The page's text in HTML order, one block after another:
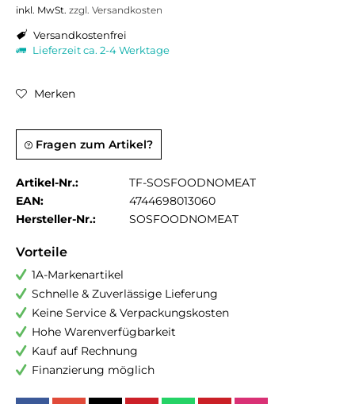
inkl. MwSt. zzgl. Versandkosten
Versandkostenfrei
Lieferzeit ca. 2-4 Werktage
Merken
Fragen zum Artikel?
Artikel-Nr.:
TF-SOSFOODNOMEAT
EAN:
4744698013060
Hersteller-Nr.:
SOSFOODNOMEAT
Vorteile
1A-Markenartikel
Schnelle & Zuverlässige Lieferung
Keine Service & Verpackungskosten
Hohe Warenverfügbarkeit
Kauf auf Rechnung
Finanzierung möglich